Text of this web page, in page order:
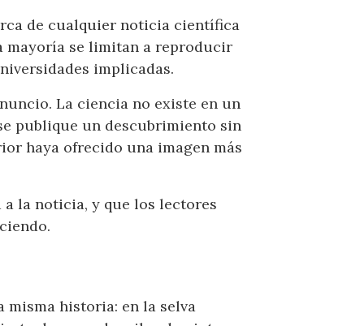
de cualquier noticia científica
mayoría se limitan a reproducir
implicadas.
La ciencia no existe en un
publique un descubrimiento sin
haya ofrecido una imagen más
la noticia, y que los lectores
misma historia: en la selva